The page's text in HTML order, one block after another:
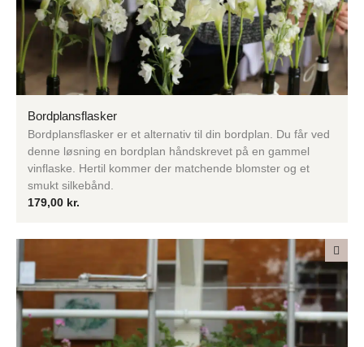
Bordplansflasker
Bordplansflasker er et alternativ til din bordplan. Du får ved
denne løsning en bordplan håndskrevet på en gammel
vinflaske. Hertil kommer der matchende blomster og et
smukt silkebånd.
179,00 kr.